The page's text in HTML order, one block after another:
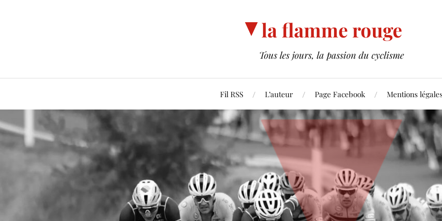
la flamme rouge
Tous les jours, la passion du cyclisme
Fil RSS L’auteur Page Facebook Mentions